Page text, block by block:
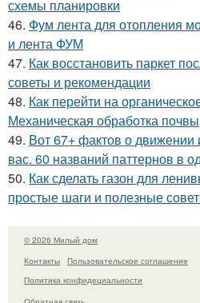
схемы планировки
46. Фум лента для отопления
и лента ФУМ
47. Как восстановить паркет
советы и рекомендации
48. Как перейти на
Механическая обработка почвы
49. Вот 67+ фактов о движении
вас. 60 названий паттернов в
50. Как сделать газон для
простые шаги и полезные
© 2026 Милый дом
Контакты
Пользовательское соглашение
Политика конфидециальности